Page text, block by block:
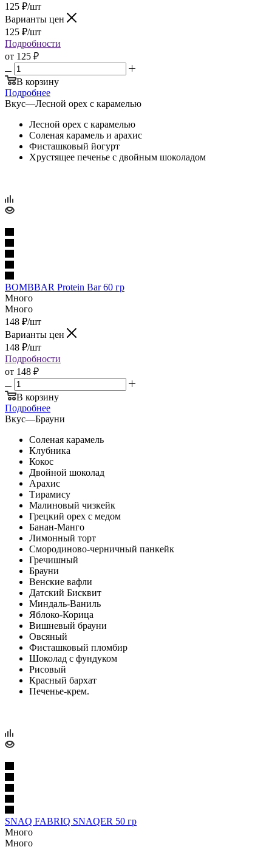
125 ₽/шт
Варианты цен
125 ₽/шт
Подробности
от 125 ₽
В корзину
Подробнее
Вкус—Лесной орех с карамелью
Лесной орех с карамелью
Соленая карамель и арахис
Фисташковый йогурт
Хрустящее печенье с двойным шоколадом
BOMBBAR Protein Bar 60 гр
Много
Много
148 ₽/шт
Варианты цен
148 ₽/шт
Подробности
от 148 ₽
В корзину
Подробнее
Вкус—Брауни
Соленая карамель
Клубника
Кокос
Двойной шоколад
Арахис
Тирамису
Малиновый чизкейк
Грецкий орех с медом
Банан-Манго
Лимонный торт
Смородиново-черничный панкейк
Гречишный
Брауни
Венские вафли
Датский Бисквит
Миндаль-Ваниль
Яблоко-Корица
Вишневый брауни
Овсяный
Фисташковый пломбир
Шоколад с фундуком
Рисовый
Красный бархат
Печенье-крем.
SNAQ FABRIQ SNAQER 50 гр
Много
Много